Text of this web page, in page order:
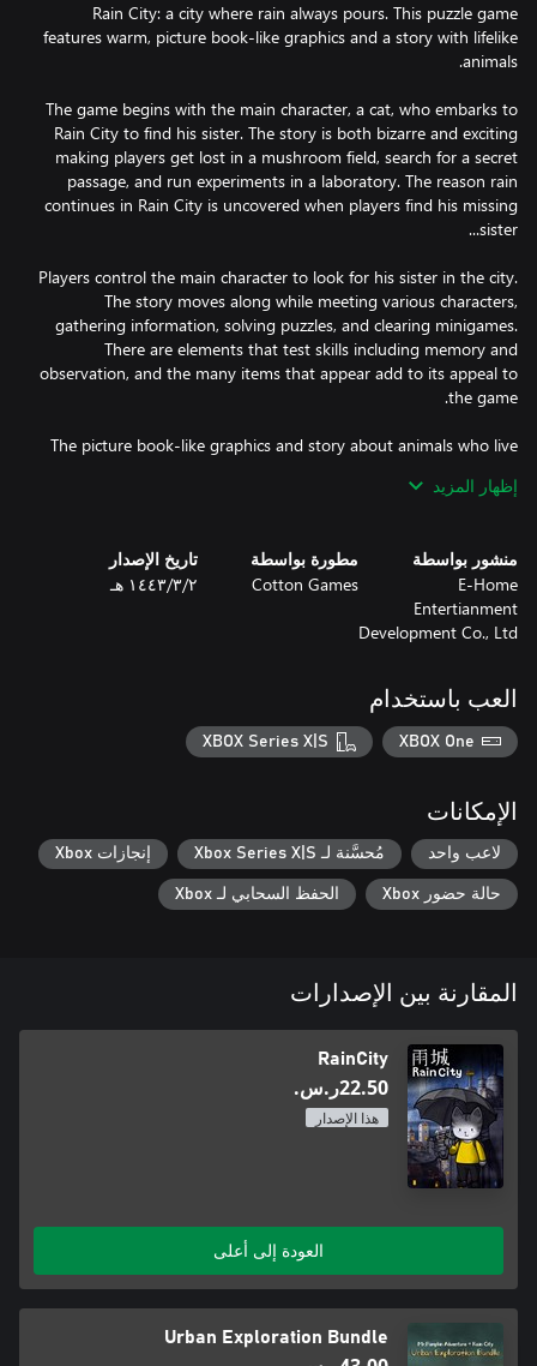
Rain City: a city where rain always pours. This puzzle game
features warm, picture book-like graphics and a story with lifelike
The game begins with the main character, a cat, who embarks to
Rain City to find his sister. The story is both bizarre and exciting
making players get lost in a mushroom field, search for a secret
passage, and run experiments in a laboratory. The reason rain
continues in Rain City is uncovered when players find his missing
Players control the main character to look for his sister in the city.
The story moves along while meeting various characters,
gathering information, solving puzzles, and clearing minigames.
There are elements that test skills including memory and
observation, and the many items that appear add to its appeal to
The picture book-like graphics and story about animals who live
إظهار المزيد
منشور بواسطة
E-Home
Entertianment
Development Co., Ltd
مطورة بواسطة
Cotton Games
تاريخ الإصدار
٢‏/٣‏/١٤٤٣ هـ
العب باستخدام
XBOX One
XBOX Series X|S
الإمكانات
لاعب واحد مُحسَّنة لـ Xbox Series X|S إنجازات Xbox
حالة حضور Xbox الحفظ السحابي لـ Xbox
المقارنة بين الإصدارات
RainCity
‪ر.س.‏‎22.50‬
هذا الإصدار
العودة إلى أعلى
Urban Exploration Bundle